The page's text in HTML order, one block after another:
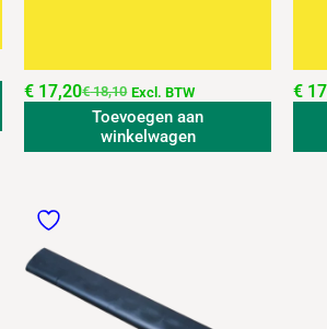
€18,10
€ 17,20 Excl. BTW
Toevoegen aan
winkelwagen
€